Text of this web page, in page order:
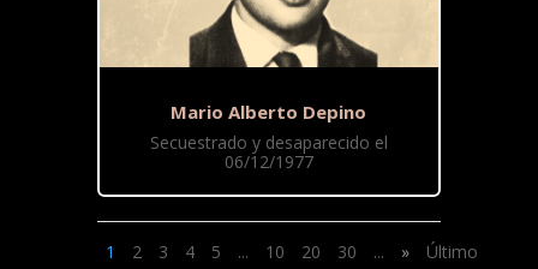
Mario Alberto Depino
Secuestrado y desaparecido el
06/12/1977
1 2 3 4 5 ... 10 20 30 ... » Último